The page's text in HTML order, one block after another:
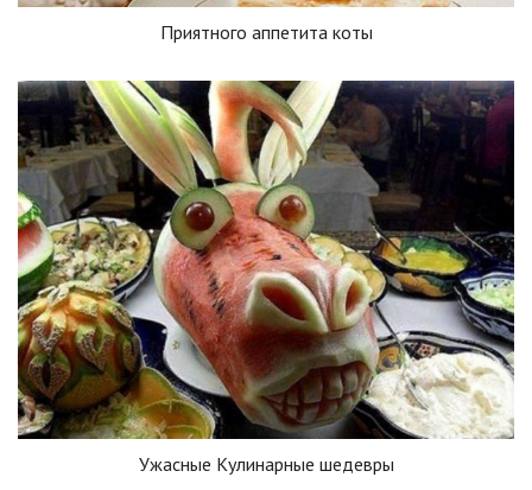
Приятного аппетита коты
Ужасные Кулинарные шедевры